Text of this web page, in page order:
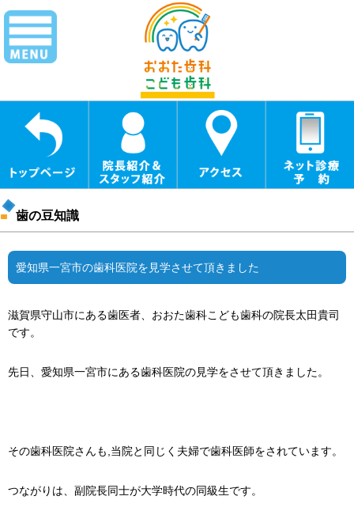
歯の豆知識
愛知県一宮市の歯科医院を見学させて頂きました
滋賀県守山市にある歯医者、おおた歯科こども歯科の院長太田貴司
です。
先日、愛知県一宮市にある歯科医院の見学をさせて頂きました。
その歯科医院さんも,当院と同じく夫婦で歯科医師をされています。
つながりは、副院長同士が大学時代の同級生です。